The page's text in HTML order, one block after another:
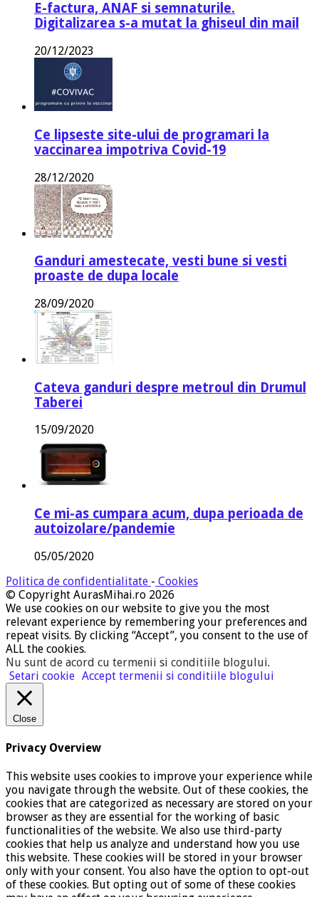
E-factura, ANAF si semnaturile.
Digitalizarea s-a mutat la ghiseul din mail
20/12/2023
Ce lipseste site-ului de programari la
vaccinarea impotriva Covid-19
28/12/2020
Ganduri amestecate, vesti bune si vesti
proaste de dupa locale
28/09/2020
Cateva ganduri despre metroul din Drumul
Taberei
15/09/2020
Ce mi-as cumpara acum, dupa perioada de
autoizolare/pandemie
05/05/2020
Politica de confidentialitate - Cookies
© Copyright AurasMihai.ro 2026
We use cookies on our website to give you the most
relevant experience by remembering your preferences and
repeat visits. By clicking “Accept”, you consent to the use of
ALL the cookies.
Nu sunt de acord cu termenii si conditiile blogului.
Setari cookie Accept termenii si conditiile blogului
Close
Privacy Overview
This website uses cookies to improve your experience while
you navigate through the website. Out of these cookies, the
cookies that are categorized as necessary are stored on your
browser as they are essential for the working of basic
functionalities of the website. We also use third-party
cookies that help us analyze and understand how you use
this website. These cookies will be stored in your browser
only with your consent. You also have the option to opt-out
of these cookies. But opting out of some of these cookies